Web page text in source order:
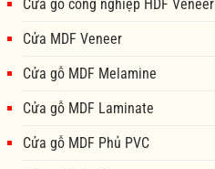
Cửa gỗ công nghiệp HDF Veneer
Cửa MDF Veneer
Cửa gỗ MDF Melamine
Cửa gỗ MDF Laminate
Cửa gỗ MDF Phủ PVC